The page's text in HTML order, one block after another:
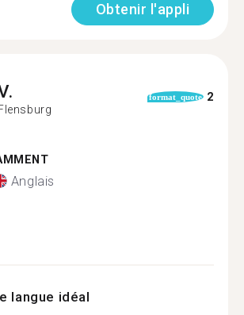
Obtenir l'appli
format_quote 2
Anglais
langue idéal